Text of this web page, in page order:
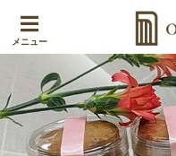
メニュー